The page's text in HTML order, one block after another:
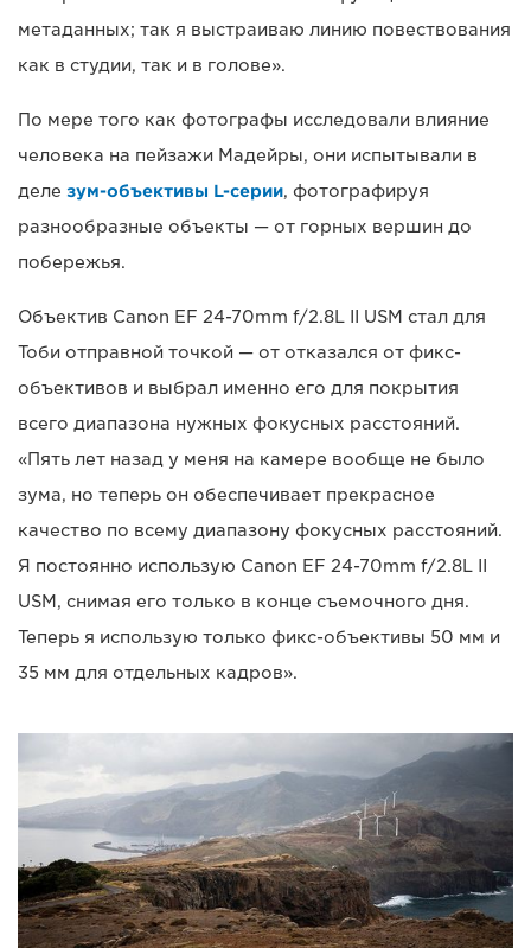
метаданных; так я выстраиваю линию повествования
как в студии, так и в голове».
По мере того как фотографы исследовали влияние
человека на пейзажи Мадейры, они испытывали в
деле зум-объективы L-серии, фотографируя
разнообразные объекты — от горных вершин до
побережья.
Объектив Canon EF 24-70mm f/2.8L II USM стал для
Тоби отправной точкой — от отказался от фикс-
объективов и выбрал именно его для покрытия
всего диапазона нужных фокусных расстояний.
«Пять лет назад у меня на камере вообще не было
зума, но теперь он обеспечивает прекрасное
качество по всему диапазону фокусных расстояний.
Я постоянно использую Canon EF 24-70mm f/2.8L II
USM, снимая его только в конце съемочного дня.
Теперь я использую только фикс-объективы 50 мм и
35 мм для отдельных кадров».